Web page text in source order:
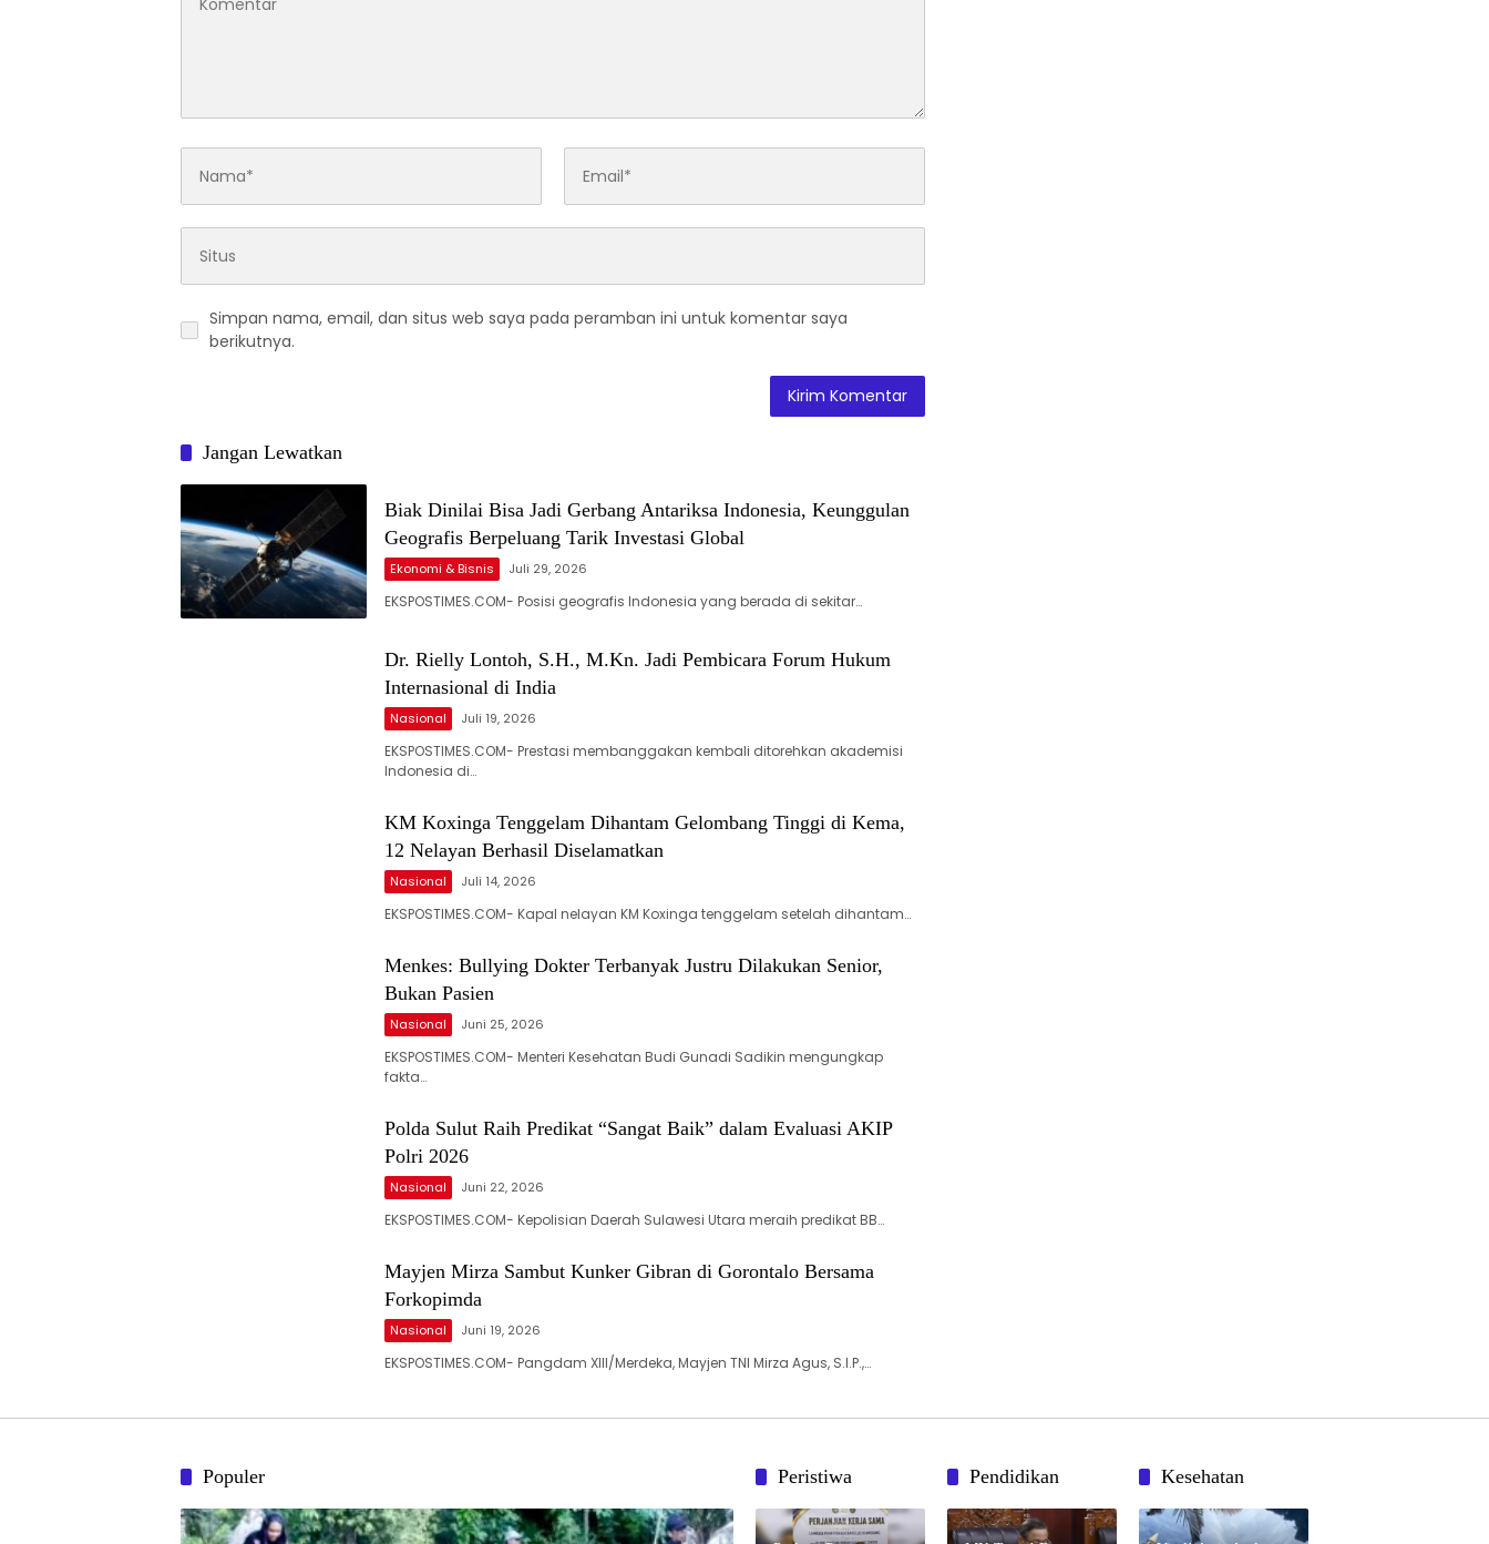
Simpan nama, email, dan situs web saya pada peramban ini untuk komentar saya
berikutnya.
Jangan Lewatkan
Biak Dinilai Bisa Jadi Gerbang Antariksa Indonesia, Keunggulan
Geografis Berpeluang Tarik Investasi Global
Ekonomi & Bisnis Juli 29, 2026
EKSPOSTIMES.COM- Posisi geografis Indonesia yang berada di sekitar…
Dr. Rielly Lontoh, S.H., M.Kn. Jadi Pembicara Forum Hukum
Internasional di India
Nasional Juli 19, 2026
EKSPOSTIMES.COM- Prestasi membanggakan kembali ditorehkan akademisi
Indonesia di…
KM Koxinga Tenggelam Dihantam Gelombang Tinggi di Kema,
12 Nelayan Berhasil Diselamatkan
Nasional Juli 14, 2026
EKSPOSTIMES.COM- Kapal nelayan KM Koxinga tenggelam setelah dihantam…
Menkes: Bullying Dokter Terbanyak Justru Dilakukan Senior,
Bukan Pasien
Nasional Juni 25, 2026
EKSPOSTIMES.COM- Menteri Kesehatan Budi Gunadi Sadikin mengungkap
fakta…
Polda Sulut Raih Predikat “Sangat Baik” dalam Evaluasi AKIP
Polri 2026
Nasional Juni 22, 2026
EKSPOSTIMES.COM- Kepolisian Daerah Sulawesi Utara meraih predikat BB…
Mayjen Mirza Sambut Kunker Gibran di Gorontalo Bersama
Forkopimda
Nasional Juni 19, 2026
EKSPOSTIMES.COM- Pangdam XIII/Merdeka, Mayjen TNI Mirza Agus, S.I.P.,…
Populer Peristiwa Pendidikan Kesehatan